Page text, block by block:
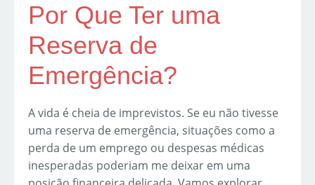
Por Que Ter uma
Reserva de
Emergência?
A vida é cheia de imprevistos. Se eu não tivesse
uma reserva de emergência, situações como a
perda de um emprego ou despesas médicas
inesperadas poderiam me deixar em uma